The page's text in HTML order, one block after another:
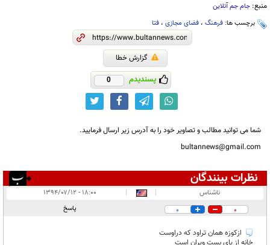
منبع: جام جم آنلاین
برچسب ها: فرهنگ ، فضای مجازی ، فتا
گزارش خطا
پسندیدم 0
شما می توانید مطالب و تصاویر خود را به آدرس زیر ارسال فرمایید.
bultannews@gmail.com
نظرات بینندگان
در انتظار بررسی:
ناشناس |
|
۱۸:۰۰ - ۱۳۹۴/۰۷/۱۲
0
0 پاسخ
ازکوزه همان تراود که دراوست